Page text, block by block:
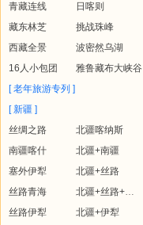
青藏连线
日喀则
藏东林芝
挑战珠峰
西藏全景
波密然乌湖
16人小包团
雅鲁藏布大峡谷
[ 老年旅游专列 ]
[ 新疆 ]
丝绸之路
北疆喀纳斯
南疆喀什
北疆+南疆
塞外伊犁
北疆+丝路
丝路青海
北疆+丝路+青海
丝路伊犁
北疆+伊犁